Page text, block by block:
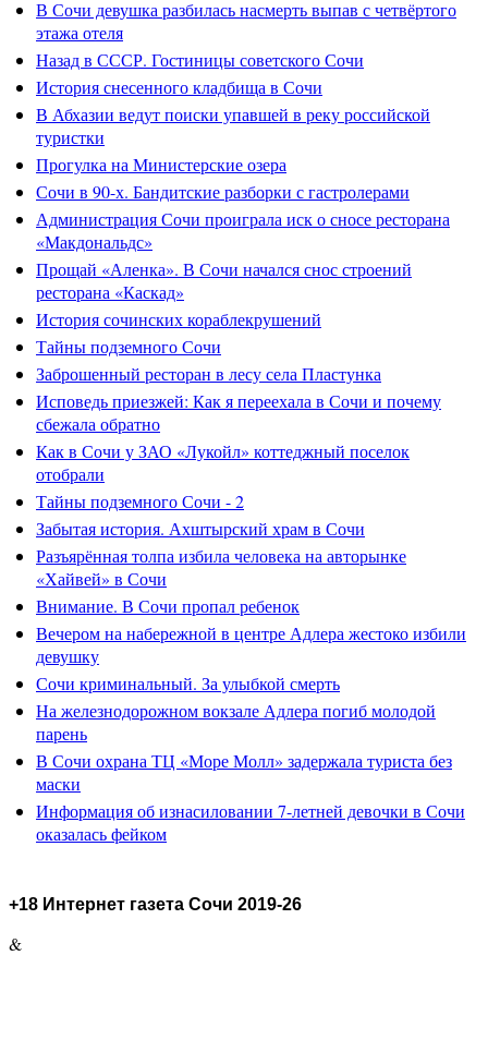
В Сочи девушка разбилась насмерть выпав с четвёртого
этажа отеля
Назад в СССР. Гостиницы советского Сочи
История снесенного кладбища в Сочи
В Абхазии ведут поиски упавшей в реку российской
туристки
Прогулка на Министерские озера
Сочи в 90-х. Бандитские разборки с гастролерами
Администрация Сочи проиграла иск о сносе ресторана
«Макдональдс»
Прощай «Аленка». В Сочи начался снос строений
ресторана «Каскад»
История сочинских кораблекрушений
Тайны подземного Сочи
Заброшенный ресторан в лесу села Пластунка
Исповедь приезжей: Как я переехала в Сочи и почему
сбежала обратно
Как в Сочи у ЗАО «Лукойл» коттеджный поселок
отобрали
Тайны подземного Сочи - 2
Забытая история. Ахштырский храм в Сочи
Разъярённая толпа избила человека на авторынке
«Хайвей» в Сочи
Внимание. В Сочи пропал ребенок
Вечером на набережной в центре Адлера жестоко избили
девушку
Сочи криминальный. За улыбкой смерть
На железнодорожном вокзале Адлера погиб молодой
парень
В Сочи охрана ТЦ «Море Молл» задержала туриста без
маски
Информация об изнасиловании 7-летней девочки в Сочи
оказалась фейком
+18 Интернет газета Сочи 2019-26
&